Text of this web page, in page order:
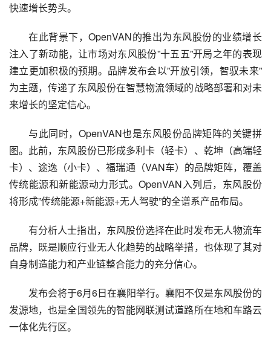
快速增长势头。
在此背景下，OpenVAN的推出为东风股份的业绩增长
注入了新动能，让市场对东风股份”十五五”开局之年的表现
建立更加积极的预期。品牌发布会以”开放引领，智驭未来”
为主题，传递了东风股份在智慧物流领域的战略部署和对未
来增长的坚定信心。
与此同时，OpenVAN也是东风股份品牌矩阵的关键拼
图。此前，东风股份已形成多利卡（轻卡）、乾坤（高端轻
卡）、途逸（小卡）、福瑞通（VAN车）的品牌矩阵，覆盖
传统能源和新能源动力形式。OpenVAN入列后，东风股份
将形成”传统能源+新能源+无人驾驶”的全谱系产品布局。
有分析人士指出，东风股份选择在此时发布无人物流车
品牌，既是顺应行业无人化趋势的战略举措，也体现了其对
自身制造能力和产业链整合能力的充分信心。
发布会将于6月6日在襄阳举行。襄阳不仅是东风股份的
发源地，也是全国领先的智能网联测试道路所在地和车路云
一体化先行区。